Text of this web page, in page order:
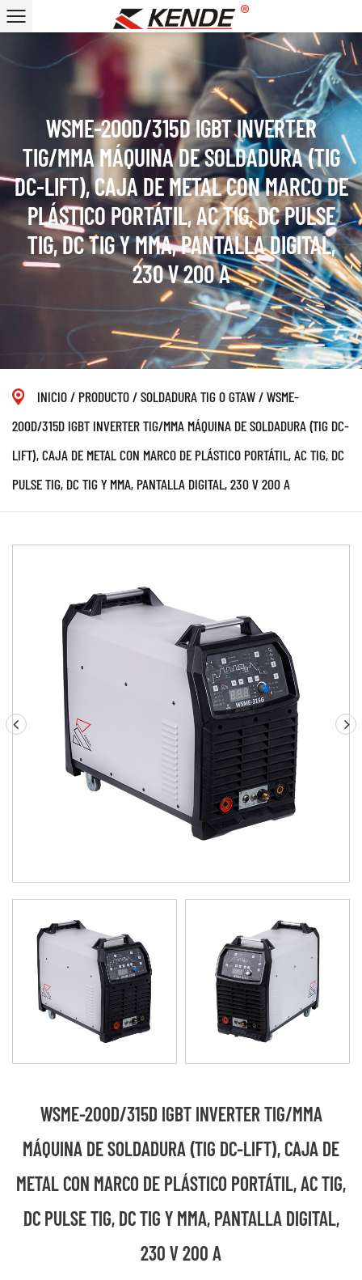
WSME-200D/315D IGBT INVERTER
TIG/MMA MÁQUINA DE SOLDADURA (TIG
DC-LIFT), CAJA DE METAL CON MARCO DE
PLÁSTICO PORTÁTIL, AC TIG, DC PULSE
TIG, DC TIG Y MMA, PANTALLA DIGITAL,
230 V 200 A
INICIO/ PRODUCTO/SOLDADURA TIG O GTAW/WSME-
200D/315D IGBT INVERTER TIG/MMA MÁQUINA DE SOLDADURA (TIG DC-
LIFT), CAJA DE METAL CON MARCO DE PLÁSTICO PORTÁTIL, AC TIG, DC
PULSE TIG, DC TIG Y MMA, PANTALLA DIGITAL, 230 V 200 A
WSME-200D/315D IGBT INVERTER TIG/MMA
MÁQUINA DE SOLDADURA (TIG DC-LIFT), CAJA DE
METAL CON MARCO DE PLÁSTICO PORTÁTIL, AC TIG,
DC PULSE TIG, DC TIG Y MMA, PANTALLA DIGITAL,
230 V 200 A